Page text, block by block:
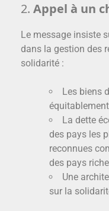
2. Appel à un
Le message insiste
dans la gestion des
solidarité :
Les biens
La dette
des pays les
reconnues
des pays
Une
sur la